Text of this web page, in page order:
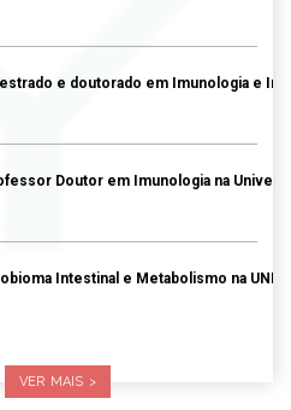
e doutorado em Imunologia e
Doutor em Imunologia na
Intestinal e Metabolismo na
VER MAIS >